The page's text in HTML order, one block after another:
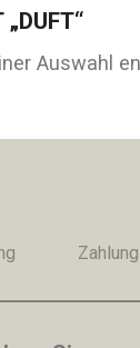
Auswahl